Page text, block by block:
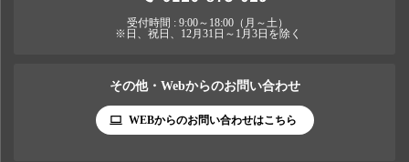
受付時間 : 9:00～18:00（月～土）
※日、祝日、12月31日～1月3日を除く
その他・Webからのお問い合わせ
WEBからのお問い合わせはこちら